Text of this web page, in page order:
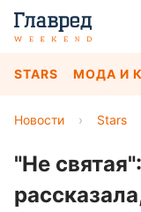
STARS МОДА И
Новости › Stars
"Не